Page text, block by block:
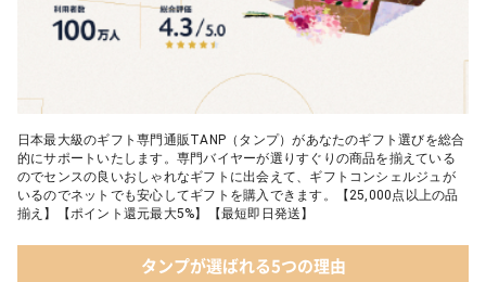
日本最大級のギフト専門通販TANP（タンプ）があなたのギフト選びを総合
的にサポートいたします。専門バイヤーが選りすぐりの商品を揃えている
のでセンスの良いおしゃれなギフトに出会えて、ギフトコンシェルジュが
いるのでネットでも安心してギフトを購入できます。【25,000点以上の品
揃え】【ポイント還元最大5%】【最短即日発送】
タンプが選ばれる5つの理由